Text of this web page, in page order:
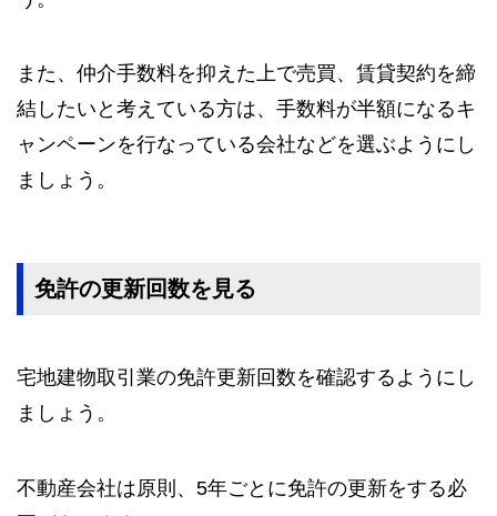
また、仲介手数料を抑えた上で売買、賃貸契約を締
結したいと考えている方は、手数料が半額になるキ
ャンペーンを行なっている会社などを選ぶようにし
ましょう。
免許の更新回数を見る
宅地建物取引業の免許更新回数を確認するようにし
ましょう。
不動産会社は原則、5年ごとに免許の更新をする必